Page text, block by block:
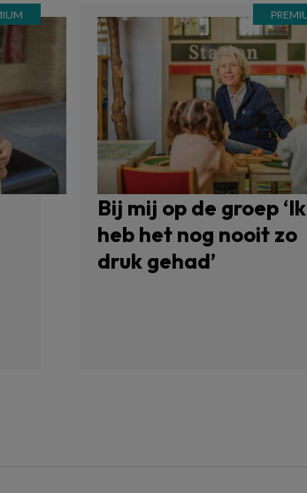
Bij mij op de groep ‘Ik
heb het nog nooit zo
druk gehad’